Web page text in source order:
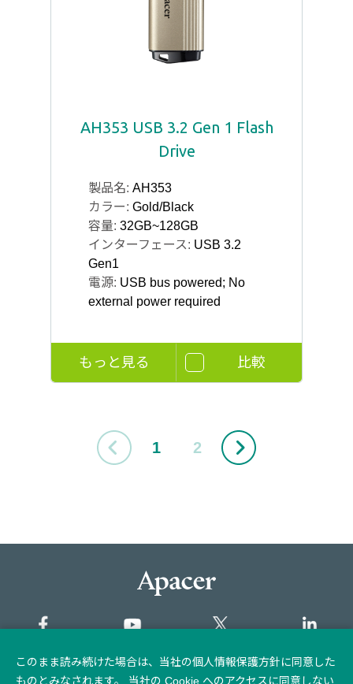
AH353 USB 3.2 Gen 1 Flash
Drive
製品名: AH353
カラー: Gold/Black
容量: 32GB~128GB
インターフェース: USB 3.2
Gen1
電源: USB bus powered; No
external power required
もっと見る 比較
1 2
サイトマップ
このまま読み続けた場合は、当社の個人情報保護方針に同意した
ものとみなされます。 当社の Cookie へのアクセスに同意しない